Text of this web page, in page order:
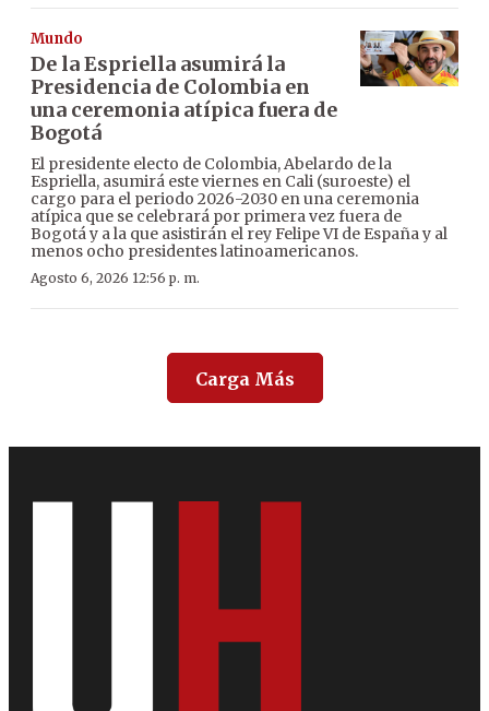
Mundo
De la Espriella asumirá la
Presidencia de Colombia en
una ceremonia atípica fuera de
Bogotá
El presidente electo de Colombia, Abelardo de la
Espriella, asumirá este viernes en Cali (suroeste) el
cargo para el periodo 2026-2030 en una ceremonia
atípica que se celebrará por primera vez fuera de
Bogotá y a la que asistirán el rey Felipe VI de España y al
menos ocho presidentes latinoamericanos.
Agosto 6, 2026 12:56 p. m.
Carga Más